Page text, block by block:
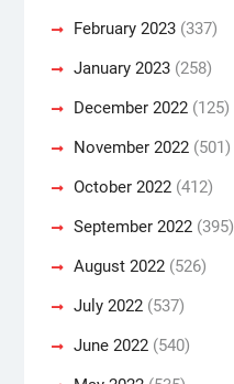
February 2023(337)
January 2023(258)
December 2022(125)
November 2022(501)
October 2022(412)
September 2022(395)
August 2022(526)
July 2022(537)
June 2022(540)